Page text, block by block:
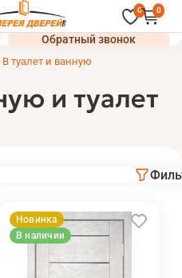
0 0
Обратный звонок
В туалет и ванную
и туалет
Новинка
В наличии